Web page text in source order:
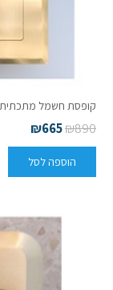
קופסת חשמל מתכתית לרצפה
₪890
₪665
הוספה לסל